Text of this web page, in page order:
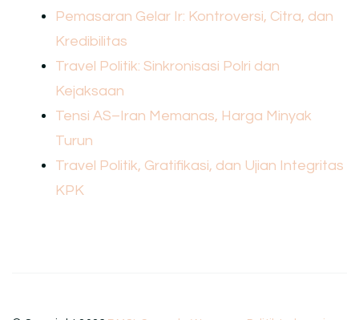
Pemasaran Gelar Ir: Kontroversi, Citra, dan
Kredibilitas
Travel Politik: Sinkronisasi Polri dan
Kejaksaan
Tensi AS–Iran Memanas, Harga Minyak
Turun
Travel Politik, Gratifikasi, dan Ujian Integritas
KPK